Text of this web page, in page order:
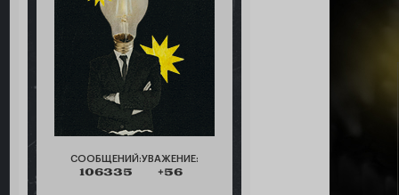
СООБЩЕНИЙ:
106335
УВАЖЕНИЕ:
+56